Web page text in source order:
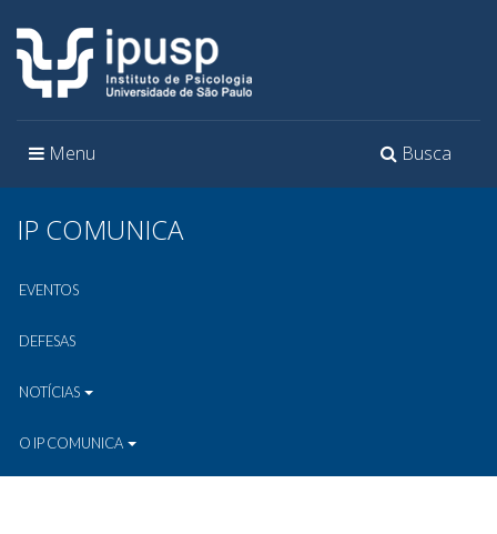
Toggle
Busca
Toggle
Menu
IP COMUNICA
EVENTOS
DEFESAS
NOTÍCIAS
O IP COMUNICA